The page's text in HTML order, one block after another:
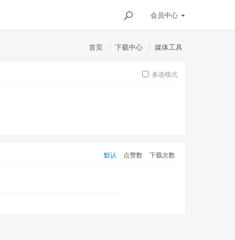
会员中心
首页 下载中心 媒体工具
多选模式
默认 点赞数 下载次数